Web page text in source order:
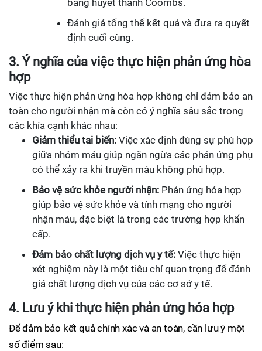
Đánh giá tổng thể kết quả và đưa ra quyết
định cuối cùng.
3. Ý nghĩa của việc thực hiện phản ứng hòa
hợp
Việc thực hiện phản ứng hòa hợp không chỉ đảm bảo an
toàn cho người nhận mà còn có ý nghĩa sâu sắc trong
các khía cạnh khác nhau:
Giảm thiểu tai biến: Việc xác định đúng sự phù hợp
giữa nhóm máu giúp ngăn ngừa các phản ứng phụ
có thể xảy ra khi truyền máu không phù hợp.
Bảo vệ sức khỏe người nhận: Phản ứng hóa hợp
giúp bảo vệ sức khỏe và tính mạng cho người
nhận máu, đặc biệt là trong các trường hợp khẩn
cấp.
Đảm bảo chất lượng dịch vụ y tế: Việc thực hiện
xét nghiệm này là một tiêu chí quan trọng để đánh
giá chất lượng dịch vụ của các cơ sở y tế.
4. Lưu ý khi thực hiện phản ứng hóa hợp
Để đảm bảo kết quả chính xác và an toàn, cần lưu ý một
số điểm sau: